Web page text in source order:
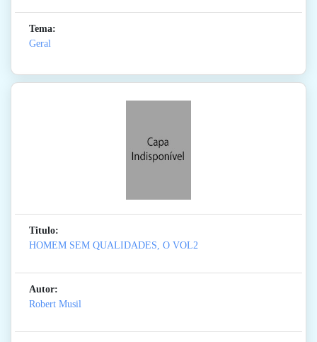
Tema:
Geral
Titulo:
HOMEM SEM QUALIDADES, O VOL2
Autor:
Robert Musil